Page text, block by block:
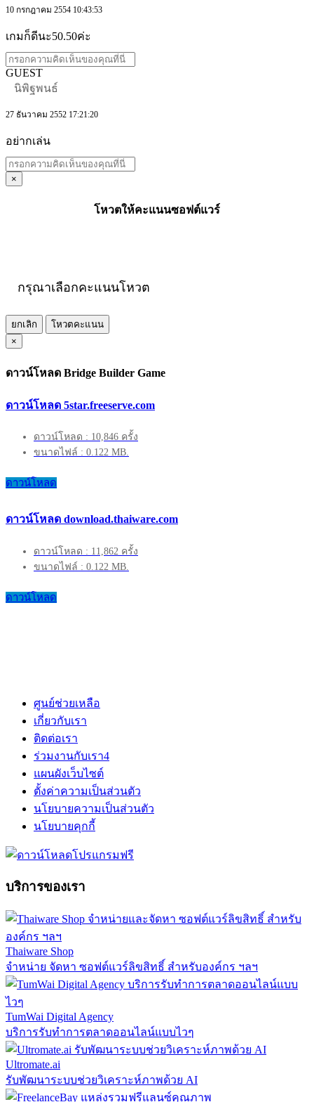
10 กรกฎาคม 2554 10:43:53
เกมก็ดีนะ50.50ค่ะ
GUEST
นิพิฐพนธ์
27 ธันวาคม 2552 17:21:20
อย่ากเล่น
×
โหวตให้คะแนนซอฟต์แวร์
กรุณาเลือกคะแนนโหวต
ยกเลิก
โหวตคะแนน
×
ดาวน์โหลด Bridge Builder Game
ดาวน์โหลด 5star.freeserve.com
ดาวน์โหลด : 10,846 ครั้ง
ขนาดไฟล์ : 0.122 MB.
ดาวน์โหลด
ดาวน์โหลด download.thaiware.com
ดาวน์โหลด : 11,862 ครั้ง
ขนาดไฟล์ : 0.122 MB.
ดาวน์โหลด
ศูนย์ช่วยเหลือ
เกี่ยวกับเรา
ติดต่อเรา
ร่วมงานกับเรา4
แผนผังเว็บไซต์
ตั้งค่าความเป็นส่วนตัว
นโยบายความเป็นส่วนตัว
นโยบายคุกกี้
บริการของเรา
Thaiware Shop
จำหน่าย จัดหา ซอฟต์แวร์ลิขสิทธิ์ สำหรับองค์กร ฯลฯ
TumWai Digital Agency
บริการรับทำการตลาดออนไลน์แบบไวๆ
Ultromate.ai
รับพัฒนาระบบช่วยวิเคราะห์ภาพด้วย AI